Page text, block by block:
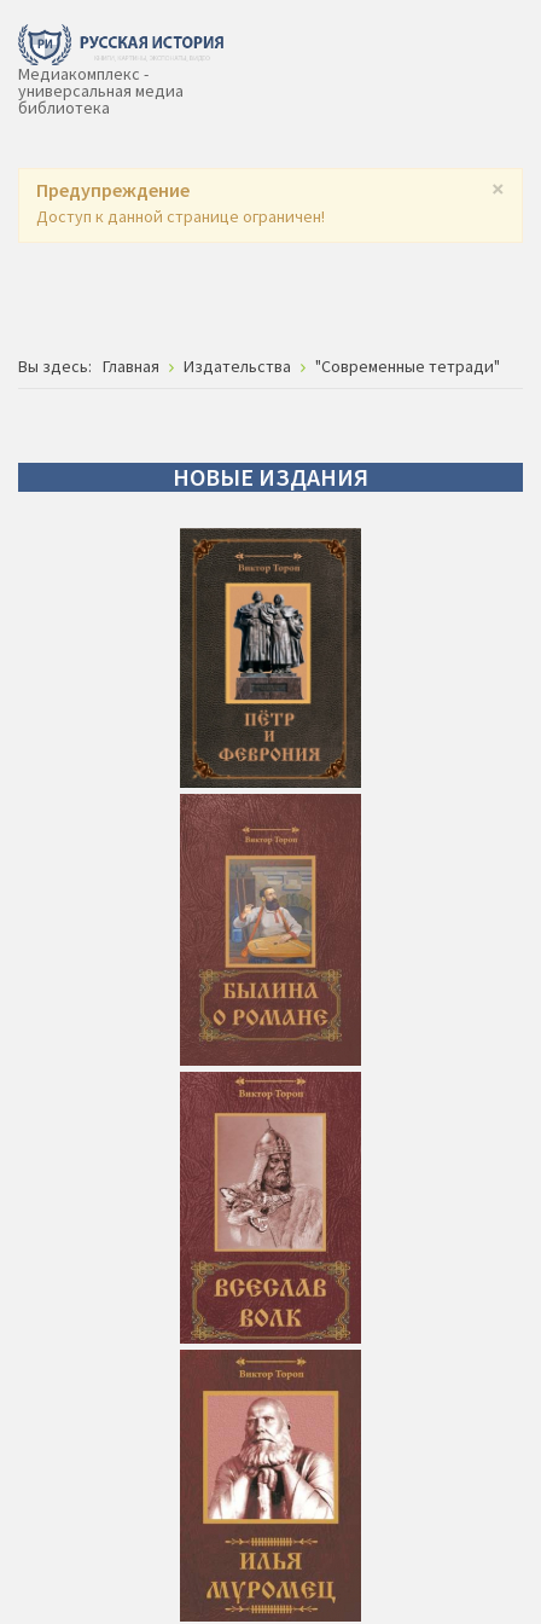
Медиакомплекс -
универсальная медиа
библиотека
×
Предупреждение
Доступ к данной странице ограничен!
Вы здесь: Главная Издательства "Современные тетради"
НОВЫЕ ИЗДАНИЯ